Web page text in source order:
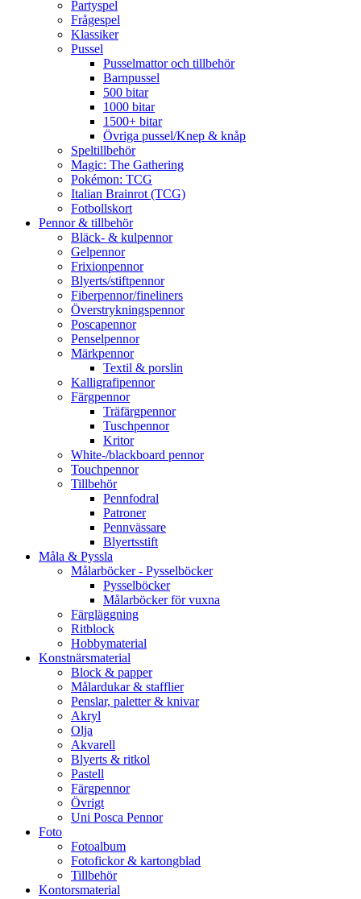
Partyspel
Frågespel
Klassiker
Pussel
Pusselmattor och tillbehör
Barnpussel
500 bitar
1000 bitar
1500+ bitar
Övriga pussel/Knep & knåp
Speltillbehör
Magic: The Gathering
Pokémon: TCG
Italian Brainrot (TCG)
Fotbollskort
Pennor & tillbehör
Bläck- & kulpennor
Gelpennor
Frixionpennor
Blyerts/stiftpennor
Fiberpennor/fineliners
Överstrykningspennor
Poscapennor
Penselpennor
Märkpennor
Textil & porslin
Kalligrafipennor
Färgpennor
Träfärgpennor
Tuschpennor
Kritor
White-/blackboard pennor
Touchpennor
Tillbehör
Pennfodral
Patroner
Pennvässare
Blyertsstift
Måla & Pyssla
Målarböcker - Pysselböcker
Pysselböcker
Målarböcker för vuxna
Färgläggning
Ritblock
Hobbymaterial
Konstnärsmaterial
Block & papper
Målardukar & stafflier
Penslar, paletter & knivar
Akryl
Olja
Akvarell
Blyerts & ritkol
Pastell
Färgpennor
Övrigt
Uni Posca Pennor
Foto
Fotoalbum
Fotofickor & kartongblad
Tillbehör
Kontorsmaterial